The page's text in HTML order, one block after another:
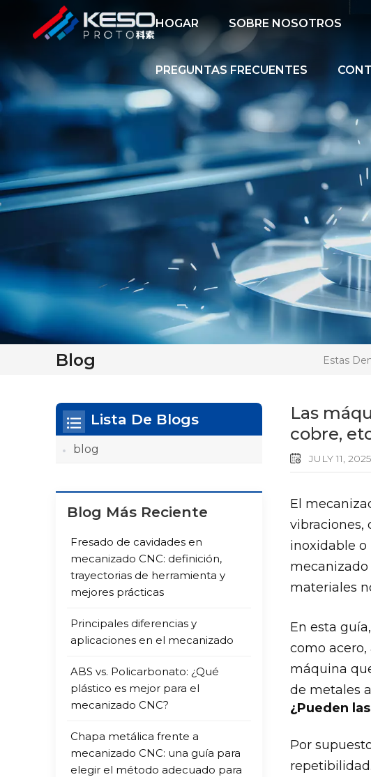
HOGAR SOBRE NOSOTROS
PREGUNTAS FRECUENTES
Blog Estas
Las
cobre,
JULY 11, 2025
El
vibraciones,
inoxidable
mecanizado
materiales
En esta
como acero,
máquina
de metales
¿Pueden
Por
Lista De Blogs
blog
Blog Más Reciente
Fresado de cavidades en
mecanizado CNC: definición,
trayectorias de herramienta y
mejores prácticas
Principales diferencias y
aplicaciones en el mecanizado
ABS vs. Policarbonato: ¿Qué
plástico es mejor para el
mecanizado CNC?
Chapa metálica frente a
mecanizado CNC: una guía para
elegir el método adecuado para